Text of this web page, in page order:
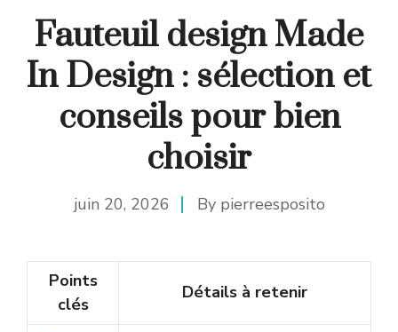
Fauteuil design Made
In Design : sélection et
conseils pour bien
choisir
juin 20, 2026 By pierreesposito
Points
clés
Détails à retenir